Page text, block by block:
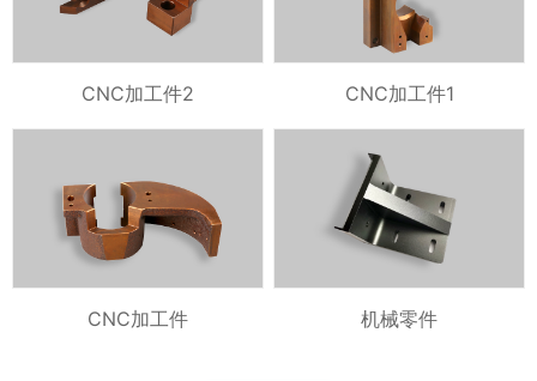
CNC加工件2 CNC加工件1
CNC加工件 机械零件